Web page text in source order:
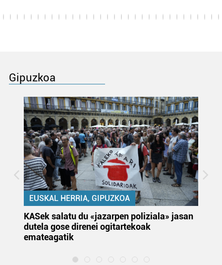
Gipuzkoa
EUSKAL HERRIA, GIPUZKOA
KASek salatu du «jazarpen poliziala» jasan
dutela gose direnei ogitartekoak
emateagatik